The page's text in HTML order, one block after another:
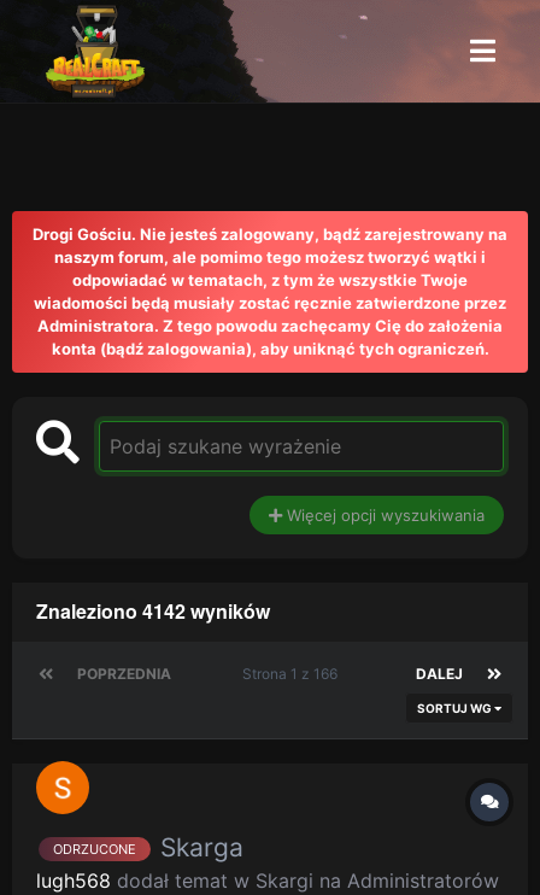
Drogi Gościu. Nie jesteś zalogowany, bądź zarejestrowany na
naszym forum, ale pomimo tego możesz tworzyć wątki i
odpowiadać w tematach, z tym że wszystkie Twoje
wiadomości będą musiały zostać ręcznie zatwierdzone przez
Administratora. Z tego powodu zachęcamy Cię do założenia
konta (bądź zalogowania), aby uniknąć tych ograniczeń.
Więcej opcji wyszukiwania
Znaleziono 4142 wyników
POPRZEDNIA DALEJ
Strona 1 z 166
SORTUJ WG
ODRZUCONE Skarga
lugh568 dodał temat w Skargi na Administratorów